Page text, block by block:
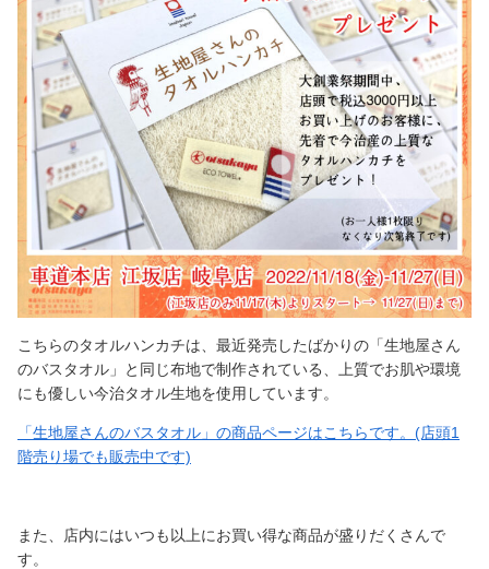
こちらのタオルハンカチは、最近発売したばかりの「生地屋さん
のバスタオル」と同じ布地で制作されている、上質でお肌や環境
にも優しい今治タオル生地を使用しています。
「生地屋さんのバスタオル」の商品ページはこちらです。(店頭1
階売り場でも販売中です)
また、店内にはいつも以上にお買い得な商品が盛りだくさんで
す。